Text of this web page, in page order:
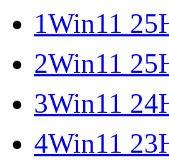
1Win11
2Win11
3Win11
4Win11